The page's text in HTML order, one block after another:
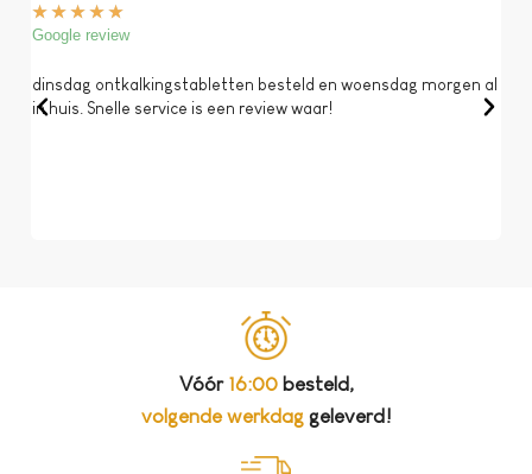
★ ★ ★ ★ ★
Google review
dinsdag ontkalkingstabletten besteld en woensdag morgen al
in huis. Snelle service is een review waar!
Vóór 16:00besteld,
volgende werkdaggeleverd!